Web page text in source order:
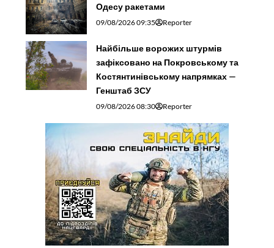
Одесу ракетами
09/08/2026 09:35 Reporter
Найбільше ворожих штурмів
зафіксовано на Покровському та
Костянтинівському напрямках —
Генштаб ЗСУ
09/08/2026 08:30 Reporter